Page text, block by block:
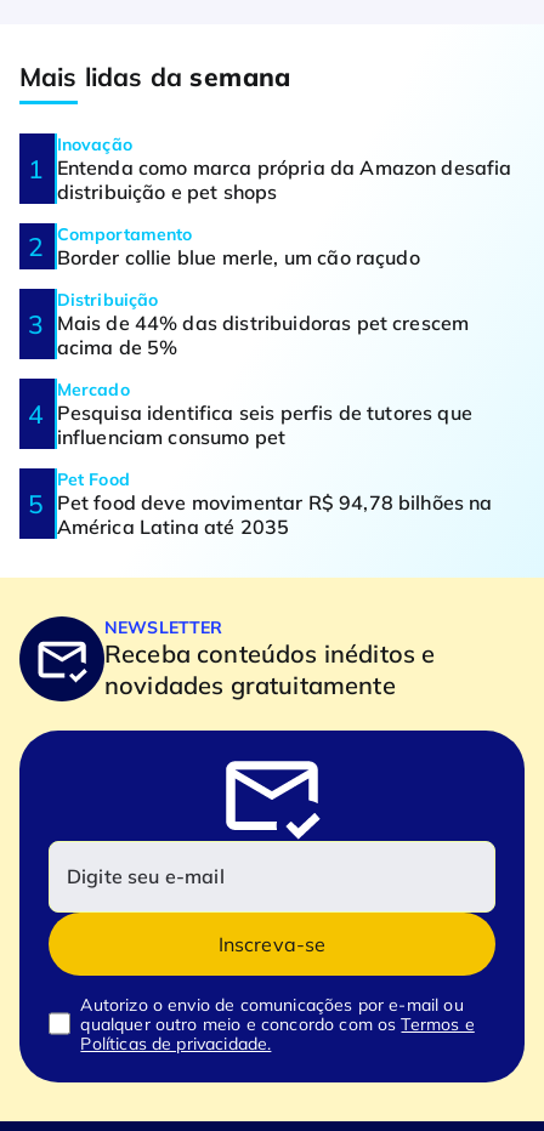
Mais lidas dasemana
Inovação
Entenda como marca própria da Amazon desafia
distribuição e pet shops
Comportamento
Border collie blue merle, um cão raçudo
Distribuição
Mais de 44% das distribuidoras pet crescem
acima de 5%
Mercado
Pesquisa identifica seis perfis de tutores que
influenciam consumo pet
Pet Food
Pet food deve movimentar R$ 94,78 bilhões na
América Latina até 2035
NEWSLETTER
Receba conteúdos inéditos e
novidades gratuitamente
Inscreva-se
Autorizo o envio de comunicações por e-mail ou
qualquer outro meio e concordo com osTermos e
Políticas de privacidade.